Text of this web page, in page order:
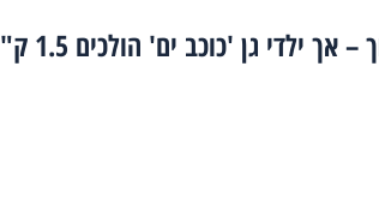
מתנ"ס אחווה נמצא בסמוך – אך